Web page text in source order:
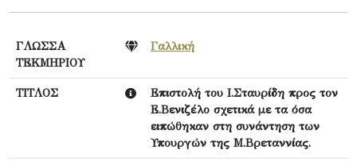
ΓΛΩΣΣΑ
ΤΕΚΜΗΡΙΟΥ
Γαλλική
ΤΙΤΛΟΣ
Επιστολή του Ι.Σταυρίδη προς τον
Ε.Βενιζέλο σχετικά με τα όσα
ειπώθηκαν στη συνάντηση των
Υπουργών της Μ.Βρεταννίας.